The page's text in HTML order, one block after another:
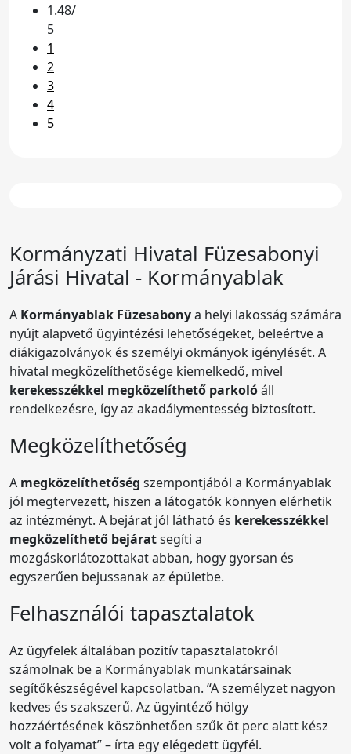
1.48/
5
1
2
3
4
5
Kormányzati Hivatal Füzesabonyi
Járási Hivatal - Kormányablak
A Kormányablak Füzesabonya helyi lakosság számára
nyújt alapvető ügyintézési lehetőségeket, beleértve a
diákigazolványok és személyi okmányok igénylését. A
hivatal megközelíthetősége kiemelkedő, mivel
kerekesszékkel megközelíthető parkolóáll
rendelkezésre, így az akadálymentesség biztosított.
Megközelíthetőség
A megközelíthetőség szempontjából a Kormányablak
jól megtervezett, hiszen a látogatók könnyen elérhetik
az intézményt. A bejárat jól látható és kerekesszékkel
megközelíthető bejáratsegíti a
mozgáskorlátozottakat abban, hogy gyorsan és
egyszerűen bejussanak az épületbe.
Felhasználói tapasztalatok
Az ügyfelek általában pozitív tapasztalatokról
számolnak be a Kormányablak munkatársainak
segítőkészségével kapcsolatban. “A személyzet nagyon
kedves és szakszerű. Az ügyintéző hölgy
hozzáértésének köszönhetően szűk öt perc alatt kész
volt a folyamat” – írta egy elégedett ügyfél.